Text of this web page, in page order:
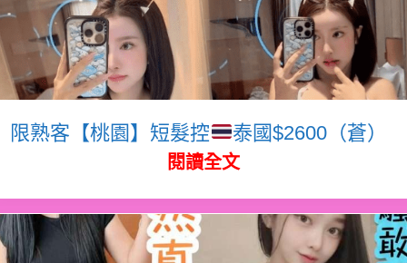
限熟客【桃園】短髮控 泰國$2600（蒼）
閱讀全文